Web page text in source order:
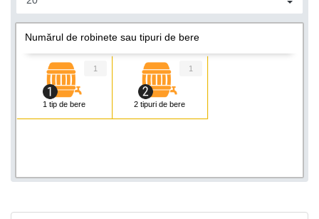
Numărul de robinete sau tipuri de bere
1 tip de bere
1
2 tipuri de bere
1